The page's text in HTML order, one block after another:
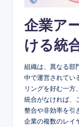
&
D
it
企業ア
ける統
組織は、異なる部
中で運営されてい
リングを好む一方
統合がなければ、
整合や非効率を引
企業の複数のレイ